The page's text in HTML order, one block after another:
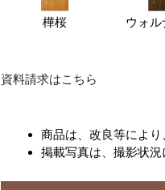
樺桜 ウォル
資料請求はこちら
商品は、改良等により
掲載写真は、撮影状